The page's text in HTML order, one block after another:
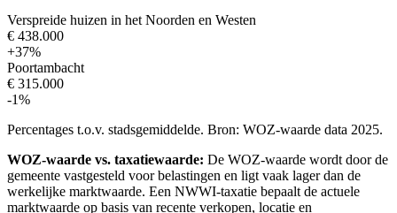
Verspreide huizen in het Noorden en Westen
€ 438.000
+37%
Poortambacht
€ 315.000
-1%
Percentages t.o.v. stadsgemiddelde. Bron: WOZ-waarde data 2025.
WOZ-waarde vs. taxatiewaarde: De WOZ-waarde wordt door de
gemeente vastgesteld voor belastingen en ligt vaak lager dan de
werkelijke marktwaarde. Een NWWI-taxatie bepaalt de actuele
marktwaarde op basis van recente verkopen, locatie en